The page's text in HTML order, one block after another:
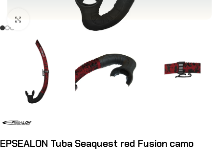
EPSEALON Tuba Seaquest red Fusion camo